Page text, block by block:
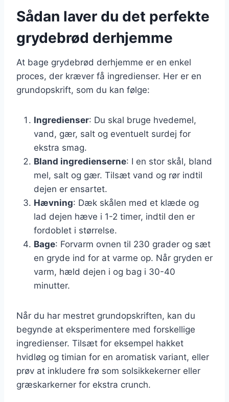
Sådan laver du det perfekte
grydebrød derhjemme
At bage grydebrød derhjemme er en enkel
proces, der kræver få ingredienser. Her er en
grundopskrift, som du kan følge:
Ingredienser: Du skal bruge hvedemel,
vand, gær, salt og eventuelt surdej for
ekstra smag.
Bland ingredienserne: I en stor skål, bland
mel, salt og gær. Tilsæt vand og rør indtil
dejen er ensartet.
Hævning: Dæk skålen med et klæde og
lad dejen hæve i 1-2 timer, indtil den er
fordoblet i størrelse.
Bage: Forvarm ovnen til 230 grader og sæt
en gryde ind for at varme op. Når gryden er
varm, hæld dejen i og bag i 30-40
minutter.
Når du har mestret grundopskriften, kan du
begynde at eksperimentere med forskellige
ingredienser. Tilsæt for eksempel hakket
hvidløg og timian for en aromatisk variant, eller
prøv at inkludere frø som solsikkekerner eller
græskarkerner for ekstra crunch.